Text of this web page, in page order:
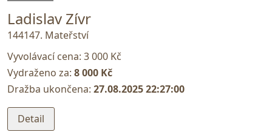
Ladislav Zívr
144147. Mateřství
Vyvolávací cena: 3 000 Kč
Vydraženo za: 8 000 Kč
Dražba ukončena: 27.08.2025 22:27:00
Detail